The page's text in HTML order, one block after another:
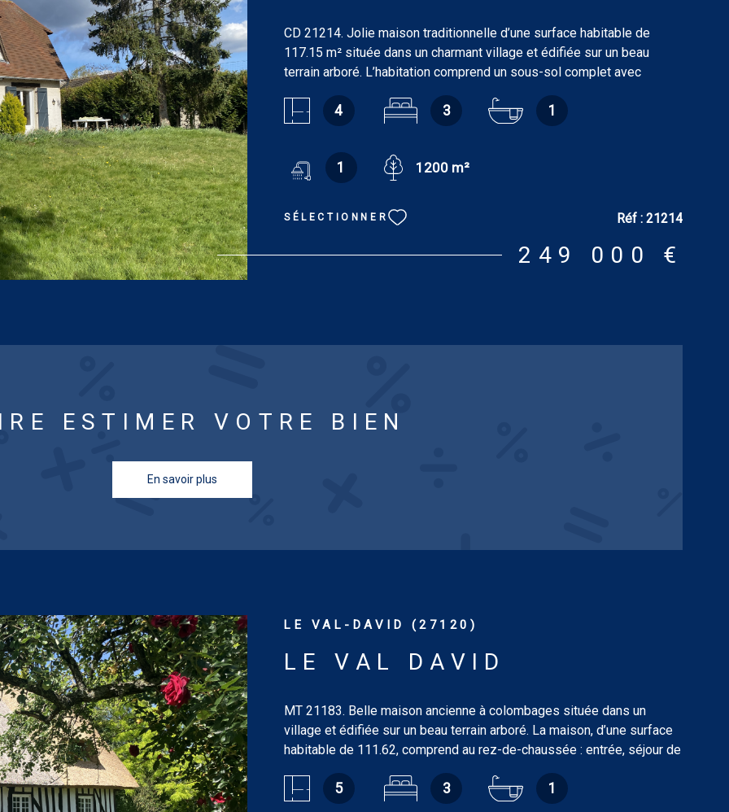
CD 21214. Jolie maison traditionnelle d’une surface habitable de
117.15 m² située dans un charmant village et édifiée sur un beau
terrain arboré. L’habitation comprend un sous-sol complet avec
wc sanibroyeur, garage de 37.8 m² pour deux voitures, cellier de 9.9
m². Au rez-de-chaussée : entrée de 6.74 m², séjour en L de 37.63 m²
avec cheminée en pierre, cuisine aménagée et ouverte de 10.5 m²,
salle de bains/buanderie de 5.72 m², wc de 1.02 m². À l’étage : deux
200 m² Tout confort : chauffage électrique et double vitrage. DPE : D.
GES : B. Estimation des coûts annuels d'énergie du logement pour une
utilisation standard : entre 2 110 € et 2 900 € [prix moyens des
énergies indexés sur les années 2021, 2022 et 2023 (abonnements
4 3 1
1 1200 m²
SÉLECTIONNER Réf : 21214
249 000 €
ESTIMER VOTRE BIEN
En savoir plus
LE VAL-DAVID (27120)
LE VAL DAVID
MT 21183. Belle maison ancienne à colombages située dans un
village et édifiée sur un beau terrain arboré. La maison, d’une surface
habitable de 111.62, comprend au rez-de-chaussée : entrée, séjour de
13.40 m², salle de bains de 3.18 m², wc, dégagement de 8 m² avec
départ d'escalier. À l’étage : pièce/bureau de 22.33 m², deux chambres
5 3 1